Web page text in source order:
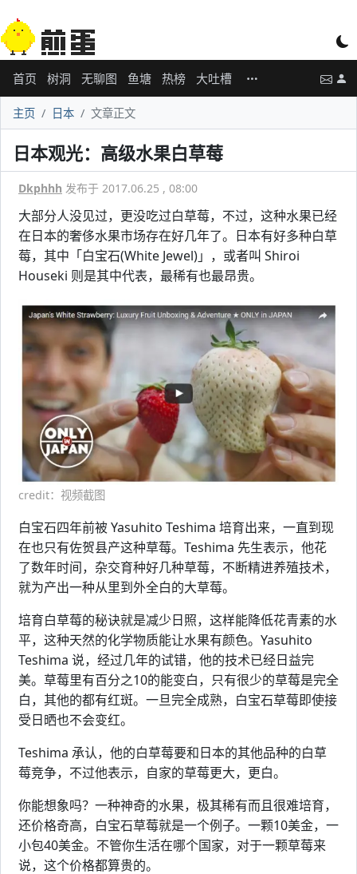
首页 树洞 无聊图 鱼塘 热榜 大吐槽
主页 日本 文章正文
日本观光：高级水果白草莓
Dkphhh 发布于 2017.06.25 , 08:00
大部分人没见过，更没吃过白草莓，不过，这种水果已经
在日本的奢侈水果市场存在好几年了。日本有好多种白草
莓，其中「白宝石(White Jewel)」，或者叫 Shiroi
Houseki 则是其中代表，最稀有也最昂贵。
credit：视频截图
白宝石四年前被 Yasuhito Teshima 培育出来，一直到现
在也只有佐贺县产这种草莓。Teshima 先生表示，他花
了数年时间，杂交育种好几种草莓，不断精进养殖技术，
就为产出一种从里到外全白的大草莓。
培育白草莓的秘诀就是减少日照，这样能降低花青素的水
平，这种天然的化学物质能让水果有颜色。Yasuhito
Teshima 说，经过几年的试错，他的技术已经日益完
美。草莓里有百分之10的能变白，只有很少的草莓是完全
白，其他的都有红斑。一旦完全成熟，白宝石草莓即使接
受日晒也不会变红。
Teshima 承认，他的白草莓要和日本的其他品种的白草
莓竞争，不过他表示，自家的草莓更大，更白。
你能想象吗？一种神奇的水果，极其稀有而且很难培育，
还价格奇高，白宝石草莓就是一个例子。一颗10美金，一
小包40美金。不管你生活在哪个国家，对于一颗草莓来
说，这个价格都算贵的。